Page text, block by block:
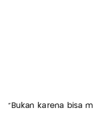
“Bukan karena bisa